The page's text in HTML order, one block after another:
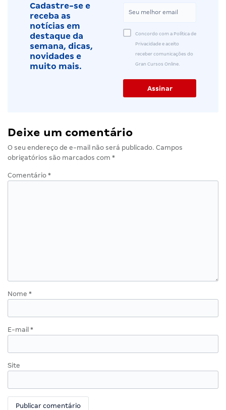
Cadastre-se e
receba as
notícias em
destaque da
semana, dicas,
novidades e
muito mais.
Concordo com a Política de
Privacidade e aceito
receber comunicações do
Gran Cursos Online.
Deixe um comentário
O seu endereço de e-mail não será publicado. Campos
obrigatórios são marcados com *
Comentário *
Nome *
E-mail *
Site